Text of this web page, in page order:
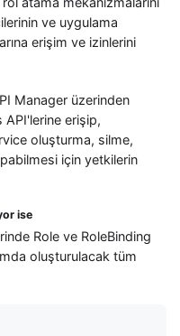
ve uygulama
erişim ve izinlerini
Manager üzerinden
API'lerine erişip,
oluşturma, silme,
için yetkilerin
ise
Role ve RoleBinding
oluşturulacak tüm